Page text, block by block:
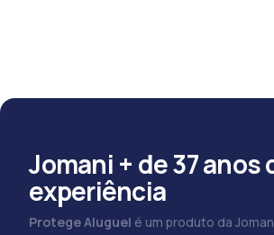
Jomani + de 37 anos
experiência
Protege Aluguel é um produto da